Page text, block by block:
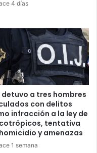
4 días
detuvo a tres hombres
con delitos
infracción a la ley de
tentativa
y amenazas
1 semana